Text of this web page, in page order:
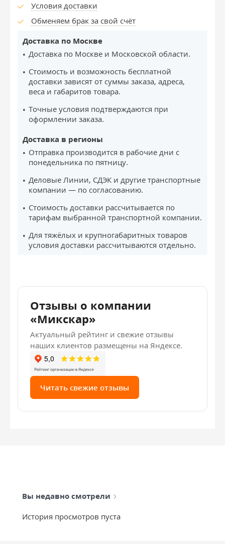
Условия доставки
Обменяем брак за свой счёт
Доставка по Москве
Доставка по Москве и Московской области.
Стоимость и возможность бесплатной
доставки зависят от суммы заказа, адреса,
веса и габаритов товара.
Точные условия подтверждаются при
оформлении заказа.
Доставка в регионы
Отправка производится в рабочие дни с
понедельника по пятницу.
Деловые Линии, СДЭК и другие транспортные
компании — по согласованию.
Стоимость доставки рассчитывается по
тарифам выбранной транспортной компании.
Для тяжёлых и крупногабаритных товаров
условия доставки рассчитываются отдельно.
Отзывы о компании
«Микскар»
Актуальный рейтинг и свежие отзывы
наших клиентов размещены на Яндексе.
Читать свежие отзывы
Вы недавно смотрели
История просмотров пуста